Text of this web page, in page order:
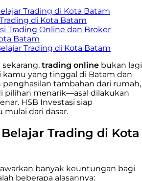
Trading di Kota Batam
di Kota Batam
Trading Online dan Broker
Batam
Trading di Kota Batam
trading online bukan lagi
kamu yang tinggal di Batam dan
tambahan dari rumah,
pilihan menarik—asal dilakukan
HSB Investasi siap
dari dasar.
Trading di Kota
banyak keuntungan bagi
beberapa alasannya: